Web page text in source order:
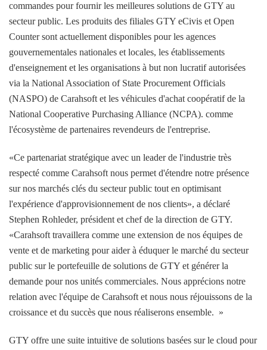
commandes pour fournir les meilleures solutions de GTY au
secteur public. Les produits des filiales GTY eCivis et Open
Counter sont actuellement disponibles pour les agences
gouvernementales nationales et locales, les établissements
d'enseignement et les organisations à but non lucratif autorisées
via la National Association of State Procurement Officials
(NASPO) de Carahsoft et les véhicules d'achat coopératif de la
National Cooperative Purchasing Alliance (NCPA). comme
l'écosystème de partenaires revendeurs de l'entreprise.
«Ce partenariat stratégique avec un leader de l'industrie très
respecté comme Carahsoft nous permet d'étendre notre présence
sur nos marchés clés du secteur public tout en optimisant
l'expérience d'approvisionnement de nos clients», a déclaré
Stephen Rohleder, président et chef de la direction de GTY.
«Carahsoft travaillera comme une extension de nos équipes de
vente et de marketing pour aider à éduquer le marché du secteur
public sur le portefeuille de solutions de GTY et générer la
demande pour nos unités commerciales. Nous apprécions notre
relation avec l'équipe de Carahsoft et nous nous réjouissons de la
croissance et du succès que nous réaliserons ensemble. »
GTY offre une suite intuitive de solutions basées sur le cloud pour